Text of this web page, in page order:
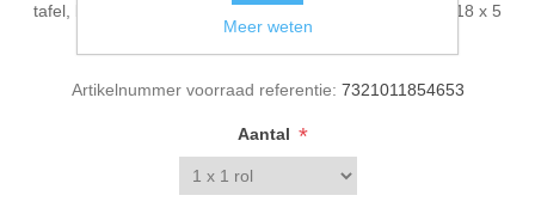
tafel, beschermt uw tafel, altijd schoon en hygiënisch, 1.18 x 5
m
Artikelnummer voorraad referentie: 7321011854653
Aantal *
Meer weten